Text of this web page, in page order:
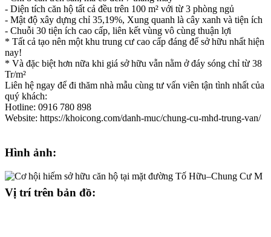
- Diện tích căn hộ tất cả đều trên 100 m² với từ 3 phòng ngủ
- Mật độ xây dựng chỉ 35,19%, Xung quanh là cây xanh và tiện ích
- Chuỗi 30 tiện ích cao cấp, liên kết vùng vô cùng thuận lợi
* Tất cả tạo nên một khu trung cư cao cấp đáng để sở hữu nhất hiện
nay!
* Và đặc biệt hơn nữa khi giá sở hữu vẫn nằm ở đáy sóng chỉ từ 38
Tr/m²
Liên hệ ngay để đi thăm nhà mẫu cùng tư vấn viên tận tình nhất của
quý khách:
Hotline: 0916 780 898
Website: https://khoicong.com/danh-muc/chung-cu-mhd-trung-van/
Hình ảnh:
Vị trí trên bản đồ: